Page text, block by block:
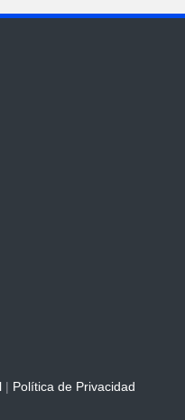
Política de Privacidad